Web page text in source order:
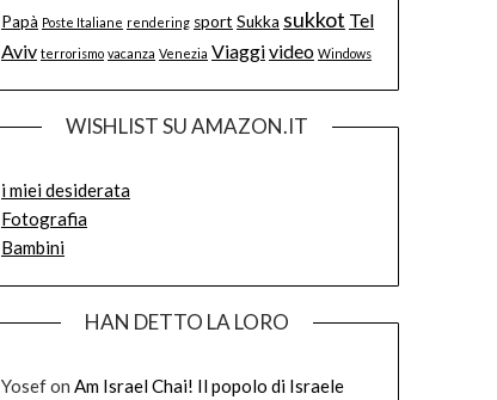
Papà Poste Italiane rendering sport Sukka sukkot Tel
Aviv terrorismo vacanza Venezia Viaggivideo Windows
WISHLIST SU AMAZON.IT
i miei desiderata
Fotografia
Bambini
HAN DETTO LA LORO
Yosefon Am Israel Chai! Il popolo di Israele